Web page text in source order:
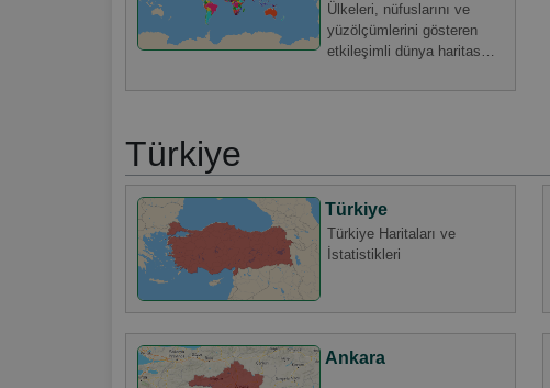
Ülkeleri, nüfuslarını ve
yüzölçümlerini gösteren
etkileşimli dünya haritasını
hakkında detaylı bilgi
bilgiye susamış olanlar
Türkiye
Türkiye
Türkiye Haritaları ve
İstatistikleri
Ankara